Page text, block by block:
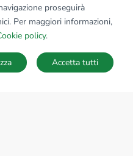
SALVA RICERCA
proseguirà
Per maggiori informazioni,
policy.
Accetta tutti